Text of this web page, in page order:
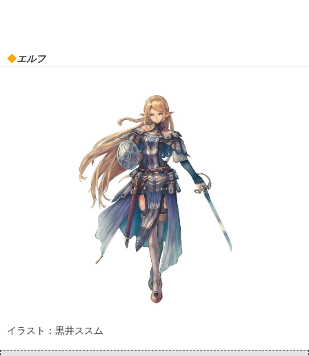
◆エルフ
イラスト：黒井ススム